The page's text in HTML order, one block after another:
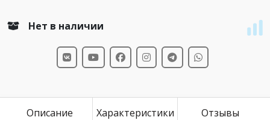
Нет в наличии
Описание Характеристики Отзывы